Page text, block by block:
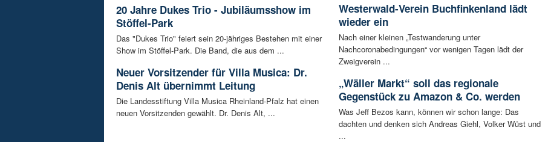
20 Jahre Dukes Trio - Jubiläumsshow im
Stöffel-Park
Das "Dukes Trio" feiert sein 20-jähriges Bestehen mit einer
Show im Stöffel-Park. Die Band, die aus dem ...
Neuer Vorsitzender für Villa Musica: Dr.
Denis Alt übernimmt Leitung
Die Landesstiftung Villa Musica Rheinland-Pfalz hat einen
neuen Vorsitzenden gewählt. Dr. Denis Alt, ...
Westerwald-Verein Buchfinkenland lädt
wieder ein
Nach einer kleinen „Testwanderung unter
Nachcoronabedingungen“ vor wenigen Tagen lädt der
Zweigverein ...
„Wäller Markt“ soll das regionale
Gegenstück zu Amazon & Co. werden
Was Jeff Bezos kann, können wir schon lange: Das
dachten und denken sich Andreas Giehl, Volker Wüst und
...